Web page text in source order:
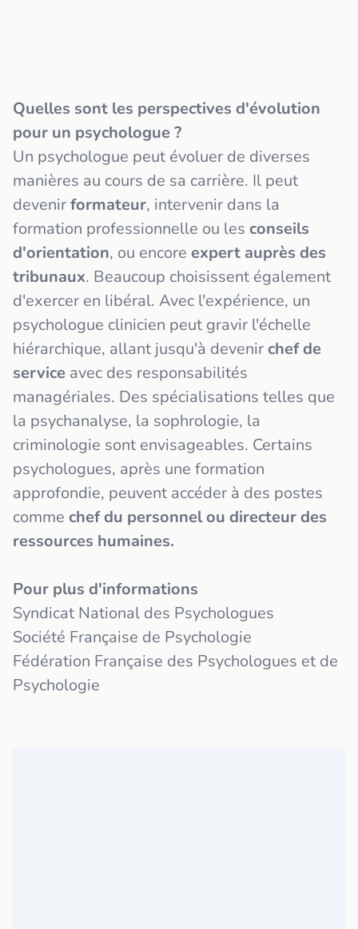
Quelles sont les perspectives d'évolution
pour un psychologue ?
Un psychologue peut évoluer de diverses
manières au cours de sa carrière. Il peut
devenirformateur, intervenir dans la
formation professionnelle ou les conseils
d'orientation, ou encore expert auprès des
tribunaux. Beaucoup choisissent également
d'exercer en libéral. Avec l'expérience, un
psychologue clinicien peut gravir l'échelle
hiérarchique, allant jusqu'à devenirchef de
service avec des responsabilités
managériales. Des spécialisations telles que
la psychanalyse, la sophrologie, la
criminologie sont envisageables. Certains
psychologues, après une formation
approfondie, peuvent accéder à des postes
comme chef du personnel ou directeur des
ressources humaines.
Pour plus d'informations
Syndicat National des Psychologues
Société Française de Psychologie
Fédération Française des Psychologues et de
Psychologie